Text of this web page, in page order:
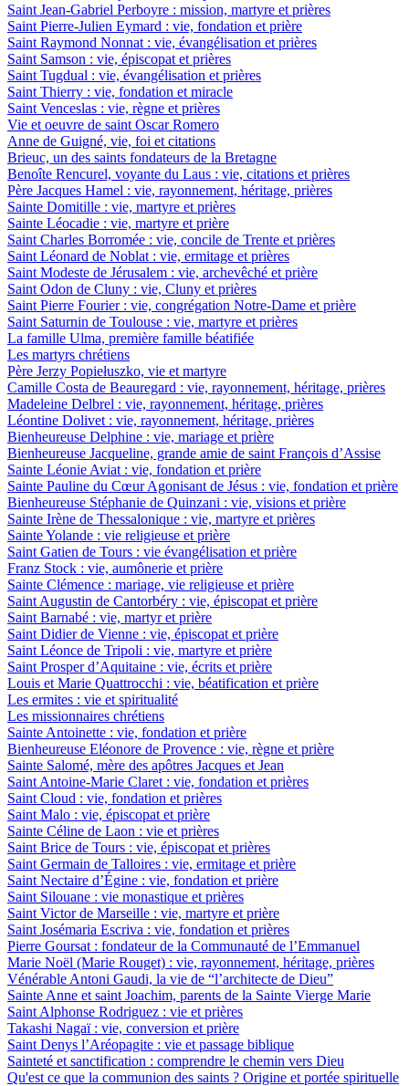
Saint Jean-Gabriel Perboyre : mission, martyre et prières
Saint Pierre-Julien Eymard : vie, fondation et prière
Saint Raymond Nonnat : vie, évangélisation et prières
Saint Samson : vie, épiscopat et prières
Saint Tugdual : vie, évangélisation et prières
Saint Thierry : vie, fondation et miracle
Saint Venceslas : vie, règne et prières
Vie et oeuvre de saint Oscar Romero
Anne de Guigné, vie, foi et citations
Brieuc, un des saints fondateurs de la Bretagne
Benoîte Rencurel, voyante du Laus : vie, citations et prières
Père Jacques Hamel : vie, rayonnement, héritage, prières
Sainte Domitille : vie, martyre et prières
Sainte Léocadie : vie, martyre et prière
Saint Charles Borromée : vie, concile de Trente et prières
Saint Léonard de Noblat : vie, ermitage et prières
Saint Modeste de Jérusalem : vie, archevêché et prière
Saint Odon de Cluny : vie, Cluny et prières
Saint Pierre Fourier : vie, congrégation Notre-Dame et prière
Saint Saturnin de Toulouse : vie, martyre et prières
La famille Ulma, première famille béatifiée
Les martyrs chrétiens
Père Jerzy Popiełuszko, vie et martyre
Camille Costa de Beauregard : vie, rayonnement, héritage, prières
Madeleine Delbrel : vie, rayonnement, héritage, prières
Léontine Dolivet : vie, rayonnement, héritage, prières
Bienheureuse Delphine : vie, mariage et prière
Bienheureuse Jacqueline, grande amie de saint François d’Assise
Sainte Léonie Aviat : vie, fondation et prière
Sainte Pauline du Cœur Agonisant de Jésus : vie, fondation et prière
Bienheureuse Stéphanie de Quinzani : vie, visions et prière
Sainte Irène de Thessalonique : vie, martyre et prières
Sainte Yolande : vie religieuse et prière
Saint Gatien de Tours : vie évangélisation et prière
Franz Stock : vie, aumônerie et prière
Sainte Clémence : mariage, vie religieuse et prière
Saint Augustin de Cantorbéry : vie, épiscopat et prière
Saint Barnabé : vie, martyr et prière
Saint Didier de Vienne : vie, épiscopat et prière
Saint Léonce de Tripoli : vie, martyre et prière
Saint Prosper d’Aquitaine : vie, écrits et prière
Louis et Marie Quattrocchi : vie, béatification et prière
Les ermites : vie et spiritualité
Les missionnaires chrétiens
Sainte Antoinette : vie, fondation et prière
Bienheureuse Eléonore de Provence : vie, règne et prière
Sainte Salomé, mère des apôtres Jacques et Jean
Saint Antoine-Marie Claret : vie, fondation et prières
Saint Cloud : vie, fondation et prières
Saint Malo : vie, épiscopat et prière
Sainte Céline de Laon : vie et prières
Saint Brice de Tours : vie, épiscopat et prières
Saint Germain de Talloires : vie, ermitage et prière
Saint Nectaire d’Égine : vie, fondation et prière
Saint Silouane : vie monastique et prières
Saint Victor de Marseille : vie, martyre et prière
Saint Josémaria Escriva : vie, fondation et prières
Pierre Goursat : fondateur de la Communauté de l’Emmanuel
Marie Noël (Marie Rouget) : vie, rayonnement, héritage, prières
Vénérable Antoni Gaudi, la vie de “l’architecte de Dieu”
Sainte Anne et saint Joachim, parents de la Sainte Vierge Marie
Saint Alphonse Rodriguez : vie et prières
Takashi Nagaï : vie, conversion et prière
Saint Denys l’Aréopagite : vie et passage biblique
Sainteté et sanctification : comprendre le chemin vers Dieu
Qu'est ce que la communion des saints ? Origine et portée spirituelle